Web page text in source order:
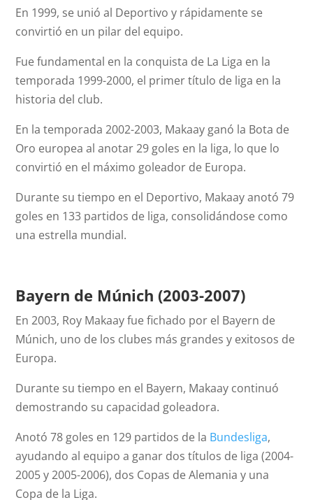
En 1999, se unió al Deportivo y rápidamente se
convirtió en un pilar del equipo.
Fue fundamental en la conquista de La Liga en la
temporada 1999-2000, el primer título de liga en la
historia del club.
En la temporada 2002-2003, Makaay ganó la Bota de
Oro europea al anotar 29 goles en la liga, lo que lo
convirtió en el máximo goleador de Europa.
Durante su tiempo en el Deportivo, Makaay anotó 79
goles en 133 partidos de liga, consolidándose como
una estrella mundial.
Bayern de Múnich (2003-2007)
En 2003, Roy Makaay fue fichado por el Bayern de
Múnich, uno de los clubes más grandes y exitosos de
Europa.
Durante su tiempo en el Bayern, Makaay continuó
demostrando su capacidad goleadora.
Anotó 78 goles en 129 partidos de la Bundesliga,
ayudando al equipo a ganar dos títulos de liga (2004-
2005 y 2005-2006), dos Copas de Alemania y una
Copa de la Liga.